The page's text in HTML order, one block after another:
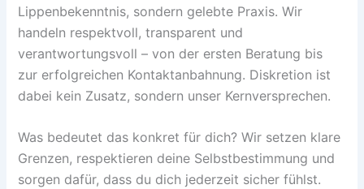
Lippenbekenntnis, sondern gelebte Praxis. Wir
handeln respektvoll, transparent und
verantwortungsvoll – von der ersten Beratung bis
zur erfolgreichen Kontaktanbahnung. Diskretion ist
dabei kein Zusatz, sondern unser Kernversprechen.
Was bedeutet das konkret für dich? Wir setzen klare
Grenzen, respektieren deine Selbstbestimmung und
sorgen dafür, dass du dich jederzeit sicher fühlst.